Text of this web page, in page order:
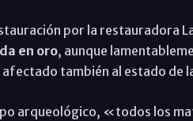
por la restauradora
en oro, aunque
también al estado de
arqueológico, «todos los